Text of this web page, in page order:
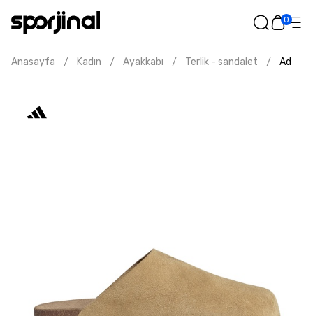
0
Anasayfa / Kadın / Ayakkabı / Terlik - sandalet / Adidas